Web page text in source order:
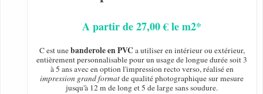
A partir de 27,00 € le m2*
C est unebanderole en PVC a utiliser en intérieur ou extérieur,
entièrement personnalisable pour un usage de longue durée soit 3
à 5 ans avec en option l'impression recto verso, réalisé en
impression grand formatde qualité photographique sur mesure
jusqu'à 12 m de long et 5 de large sans soudure.